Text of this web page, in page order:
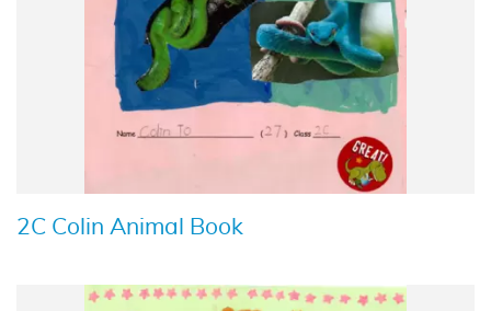
2C Colin Animal Book